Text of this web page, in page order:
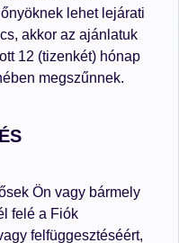
lehet lejárati
akkor az ajánlatuk
12 (tizenkét) hónap
megszűnnek.
Ön vagy bármely
felé a Fiók
felfüggesztéséért,